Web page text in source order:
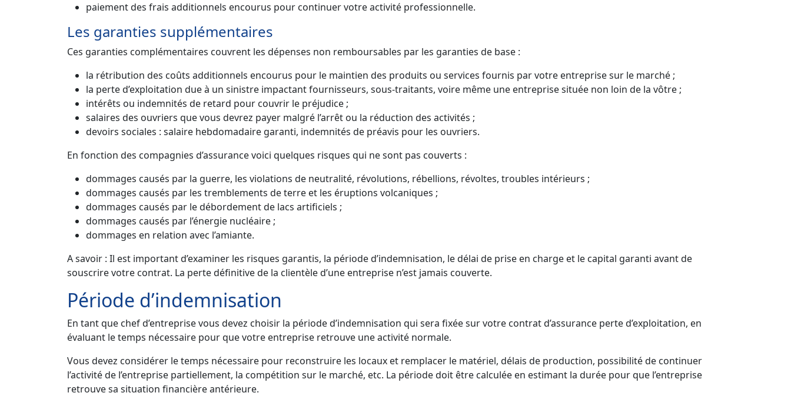
paiement des frais additionnels encourus pour continuer votre activité professionnelle.
Les garanties supplémentaires
Ces garanties complémentaires couvrent les dépenses non remboursables par les garanties de base :
la rétribution des coûts additionnels encourus pour le maintien des produits ou services fournis par votre entreprise sur le marché ;
la perte d’exploitation due à un sinistre impactant fournisseurs, sous-traitants, voire même une entreprise située non loin de la vôtre ;
intérêts ou indemnités de retard pour couvrir le préjudice ;
salaires des ouvriers que vous devrez payer malgré l’arrêt ou la réduction des activités ;
devoirs sociales : salaire hebdomadaire garanti, indemnités de préavis pour les ouvriers.
En fonction des compagnies d’assurance voici quelques risques qui ne sont pas couverts :
dommages causés par la guerre, les violations de neutralité, révolutions, rébellions, révoltes, troubles intérieurs ;
dommages causés par les tremblements de terre et les éruptions volcaniques ;
dommages causés par le débordement de lacs artificiels ;
dommages causés par l’énergie nucléaire ;
dommages en relation avec l’amiante.
A savoir : Il est important d’examiner les risques garantis, la période d’indemnisation, le délai de prise en charge et le capital garanti avant de
souscrire votre contrat. La perte définitive de la clientèle d’une entreprise n’est jamais couverte.
Période d’indemnisation
En tant que chef d’entreprise vous devez choisir la période d’indemnisation qui sera fixée sur votre contrat d’assurance perte d’exploitation, en
évaluant le temps nécessaire pour que votre entreprise retrouve une activité normale.
Vous devez considérer le temps nécessaire pour reconstruire les locaux et remplacer le matériel, délais de production, possibilité de continuer
l’activité de l’entreprise partiellement, la compétition sur le marché, etc. La période doit être calculée en estimant la durée pour que l’entreprise
retrouve sa situation financière antérieure.